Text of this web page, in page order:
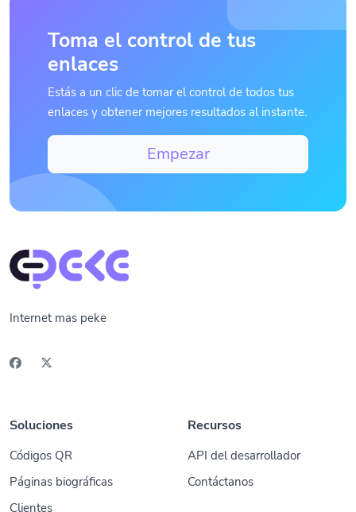
Toma el control de tus
enlaces
Estás a un clic de tomar el control de todos tus
enlaces y obtener mejores resultados al instante.
Empezar
Internet mas peke
Soluciones
Códigos QR
Páginas biográficas
Clientes
Recursos
API del desarrollador
Contáctanos